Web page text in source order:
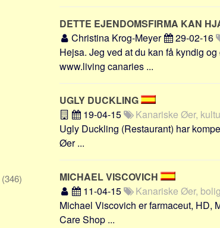
DETTE EJENDOMSFIRMA KAN
Christina Krog-Meyer
29-02-16
Hejsa. Jeg ved at du kan få kyndig
www.living canaries ...
UGLY DUCKLING
19-04-15
Kanariske Øer,
Ugly Duckling (Restaurant) har
Øer ...
MICHAEL VISCOVICH
11-04-15
Kanariske Øer,
Michael Viscovich er farmaceut, HD,
Care Shop ...
(346)